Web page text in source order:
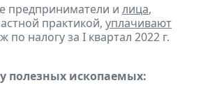
предприниматели и лица,
практикой, уплачивают
по налогу за I квартал 2022 г.
полезных ископаемых: